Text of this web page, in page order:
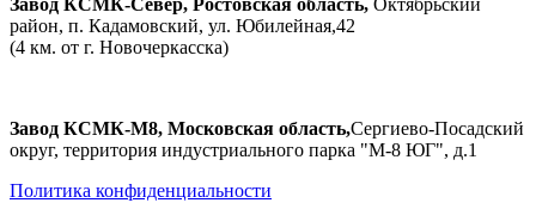
Завод КСМК-Север, Ростовская область, Октябрьский
район, п. Кадамовский, ул. Юбилейная,42
(4 км. от г. Новочеркасска)
Завод КСМК-М8, Московская область,Сергиево-Посадский
округ, территория индустриального парка "М-8 ЮГ", д.1
Политика конфиденциальности